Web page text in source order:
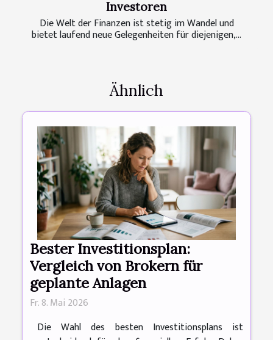
Investoren
Die Welt der Finanzen ist stetig im Wandel und
bietet laufend neue Gelegenheiten für diejenigen,...
Ähnlich
Bester Investitionsplan:
Vergleich von Brokern für
geplante Anlagen
Fr. 8. Mai 2026
Die Wahl des besten Investitionsplans ist